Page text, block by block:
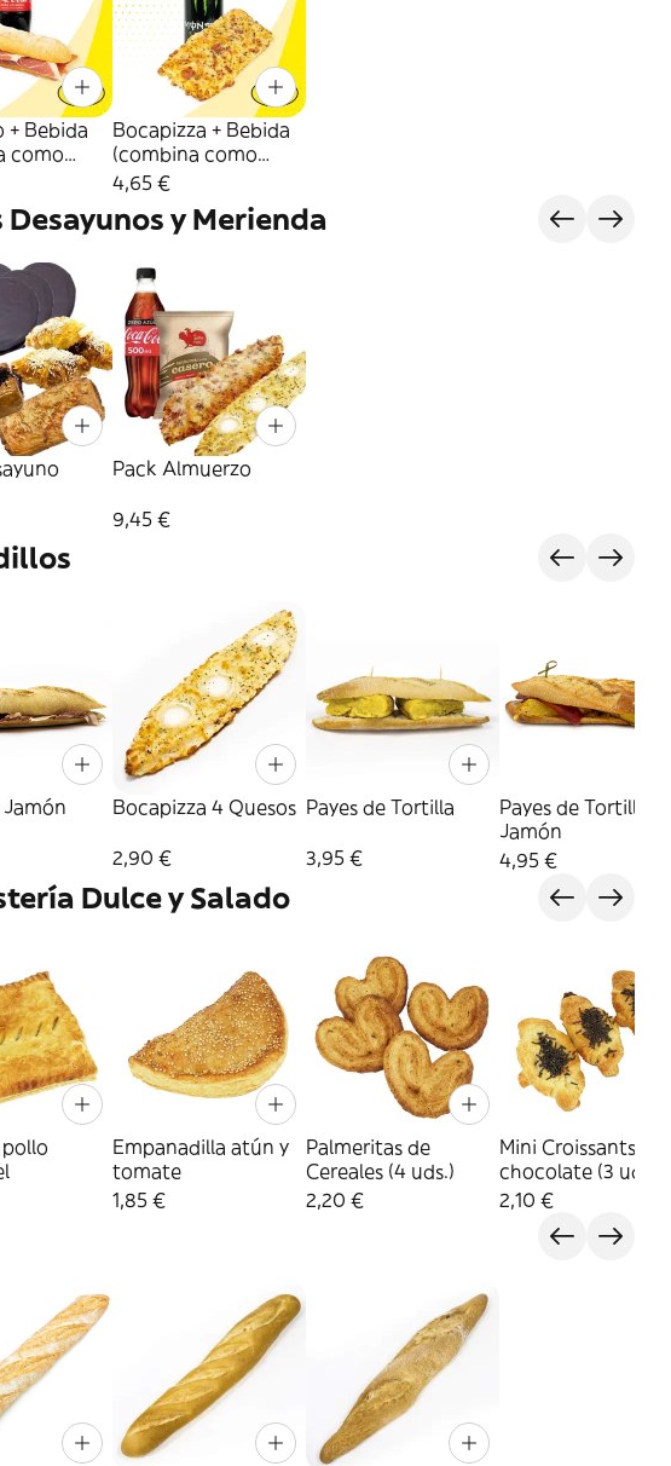
+ Bebida
como
Bocapizza + Bebida
(combina como
quieras)
4,65 €
Desayunos y Merienda
Pack Almuerzo
9,45 €
Jamón Bocapizza 4 Quesos
2,90 €
Payes de Tortilla
3,95 €
Payes de Tortilla y
Jamón
4,95 €
Dulce y Salado
Empanadilla atún y
tomate
1,85 €
Palmeritas de
Cereales (4 uds.)
2,20 €
Mini Croissants
chocolate (3 uds.)
2,10 €